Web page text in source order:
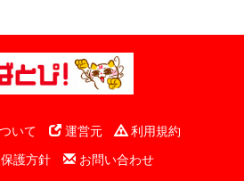
いて 運営元
利用規約
護方針
お問い合わせ